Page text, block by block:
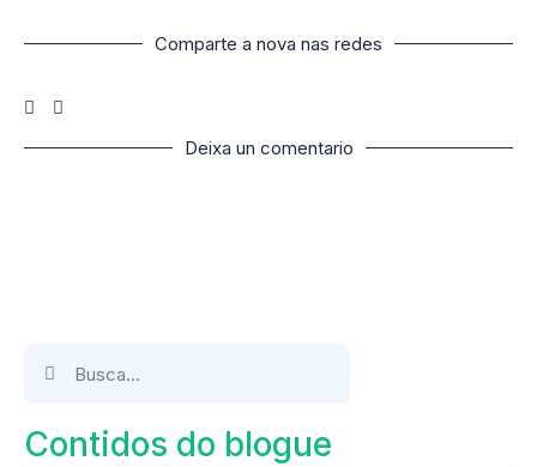
Comparte a nova nas redes
Deixa un comentario
Contidos do blogue